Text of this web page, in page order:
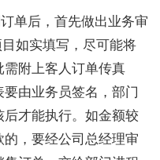
后，首先做出业务审
如实填写，尽可能将
附上客人订单传真
由业务员签名，部门
才能执行。如金额较
，要经公司总经理审